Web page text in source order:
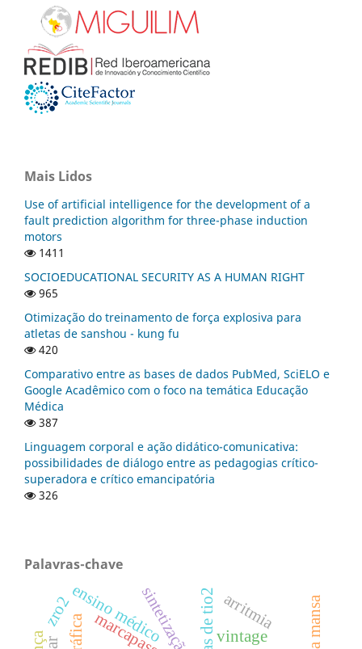
Mais Lidos
Use of artificial intelligence for the development of a
fault prediction algorithm for three-phase induction
motors
1411
SOCIOEDUCATIONAL SECURITY AS A HUMAN RIGHT
965
Otimização do treinamento de força explosiva para
atletas de sanshou - kung fu
420
Comparativo entre as bases de dados PubMed, SciELO e
Google Acadêmico com o foco na temática Educação
Médica
387
Linguagem corporal e ação didático-comunicativa:
possibilidades de diálogo entre as pedagogias crítico-
superadora e crítico emancipatória
326
Palavras-chave
vintage
arritmia
sintetização
ensino médico
marcapasso
zro2